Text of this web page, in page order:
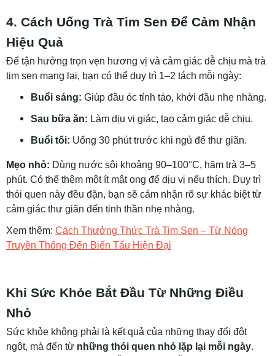
4. Cách Uống Trà Tim Sen Để Cảm Nhận
Hiệu Quả
Để tận hưởng trọn vẹn hương vị và cảm giác dễ chịu mà trà
tim sen mang lại, bạn có thể duy trì 1–2 tách mỗi ngày:
Buổi sáng: Giúp đầu óc tỉnh táo, khởi đầu nhẹ nhàng.
Sau bữa ăn: Làm dịu vị giác, tạo cảm giác dễ chịu.
Buổi tối: Uống 30 phút trước khi ngủ để thư giãn.
Mẹo nhỏ: Dùng nước sôi khoảng 90–100°C, hãm trà 3–5
phút. Có thể thêm một ít mật ong để dịu vị nếu thích. Duy trì
thói quen này đều đặn, bạn sẽ cảm nhận rõ sự khác biệt từ
cảm giác thư giãn đến tinh thần nhẹ nhàng.
Xem thêm: Cách Thưởng Thức Trà Tim Sen – Từ Nóng
Truyền Thống Đến Biến Tấu Hiện Đại
Khi Sức Khỏe Bắt Đầu Từ Những Điều
Nhỏ
Sức khỏe không phải là kết quả của những thay đổi đột
ngột, mà đến từ những thói quen nhỏ lặp lại mỗi ngày.